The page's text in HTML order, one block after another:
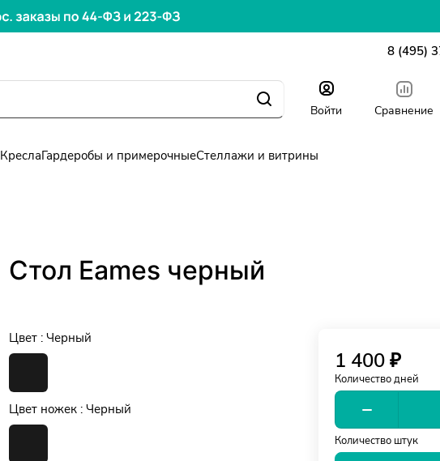
8 (495)
Войти Сравнение
КреслаГардеробы и примерочныеСтеллажи и витрины
Стол Eames черный
Цвет : Черный
Цвет ножек : Черный
1 400 ₽
Количество дней
Количество штук